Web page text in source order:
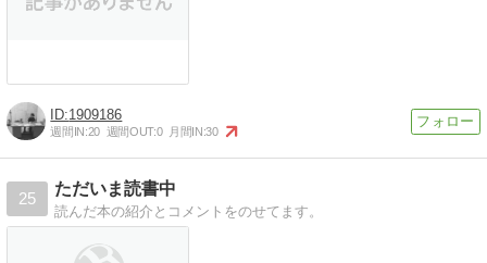
1909186
週間IN:20 週間OUT:0 月間IN:30
25
ただいま読書中
読んだ本の紹介とコメントをのせてます。